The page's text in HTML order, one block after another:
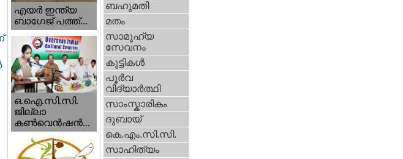
എയര്‍ ഇന്ത്യ
ബാഗേജ് പത്ത്...
ഒ.ഐ.സി.സി.
ജില്ലാ
കൺവെൻഷൻ...
ബഹുമതി
മതം
സാമൂഹ്യ
സേവനം
കുട്ടികള്‍
പൂര്‍വ
വിദ്യാര്‍ത്ഥി
സാംസ്കാരികം
ദുബായ്‌
കെ.എം.സി.സി.
സാഹിത്യം